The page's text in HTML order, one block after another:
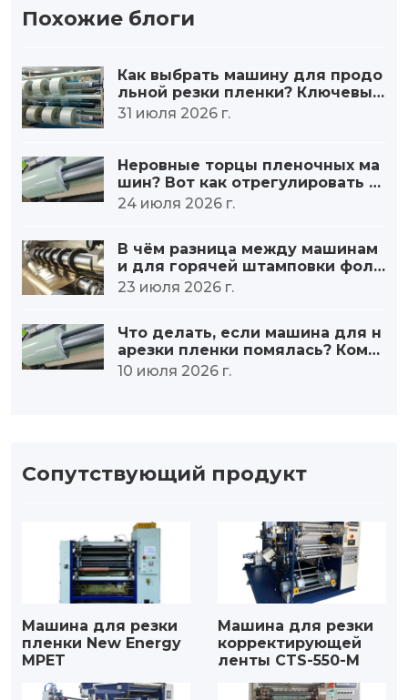
Похожие блоги
Как выбрать машину для продо
льной резки пленки? Ключевым
моментом является рассмотре
31 июля 2026 г.
Неровные торцы пленочных ма
шин? Вот как отрегулировать н
атяжение при перемотке пленк
24 июля 2026 г.
В чём разница между машинам
и для горячей штамповки фоль
ги и обычными машинами для н
23 июля 2026 г.
Что делать, если машина для н
арезки пленки помялась? Комп
лексный анализ: от первопричи
10 июля 2026 г.
Сопутствующий продукт
Машина для резки
пленки New Energy
MPET
Машина для резки
корректирующей
ленты CTS-550-M